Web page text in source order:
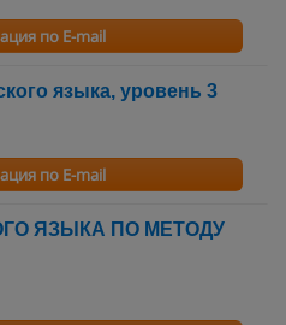
по E-mail
языка, уровень 3
по E-mail
ЯЗЫКА ПО МЕТОДУ